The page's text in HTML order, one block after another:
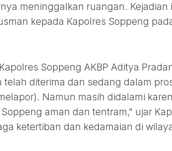
meninggalkan ruangan. Kejadian
kepada Kapolres Soppeng
Soppeng AKBP Aditya
diterima dan sedang dalam
Namun masih didalami
aman dan tentram," ujar
ketertiban dan kedamaian di